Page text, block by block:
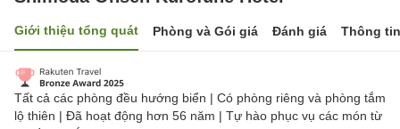
Giới thiệu tổng quát Phòng và Gói giá Đánh giá Thông
Tất cả các phòng đều hướng biển | Có phòng riêng và phòng tắm
lộ thiên | Đã hoạt động hơn 56 năm | Tự hào phục vụ các món từ